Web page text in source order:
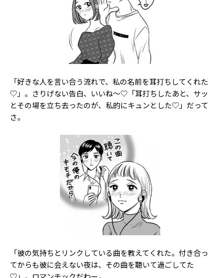
について
Follow us
ST member
「好きな人を言い合う流れで、私の名前を耳打ちしてくれた
♡」。さりげない告白、いいね～♡「耳打ちしたあと、サッ
とその場を立ち去ったのが、私的にキュンとした♡」だって
さ。
「彼の気持ちとリンクしている曲を教えてくれた。付き合っ
てからも彼に会えない夜は、その曲を聴いて過ごしてた